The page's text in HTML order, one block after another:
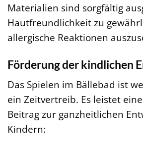
Materialien sind sorgfältig
Hautfreundlichkeit zu
allergische Reaktionen
Förderung der kindlichen
Das Spielen im Bällebad ist
ein Zeitvertreib. Es leistet
Beitrag zur ganzheitlichen
Kindern: